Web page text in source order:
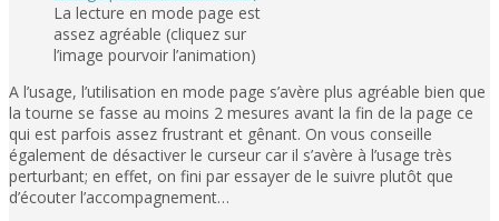
La lecture en mode page est
assez agréable (cliquez sur
l’image pourvoir l’animation)
A l’usage, l’utilisation en mode page s’avère plus agréable bien que
la tourne se fasse au moins 2 mesures avant la fin de la page ce
qui est parfois assez frustrant et gênant. On vous conseille
également de désactiver le curseur car il s’avère à l’usage très
perturbant; en effet, on fini par essayer de le suivre plutôt que
d’écouter l’accompagnement…